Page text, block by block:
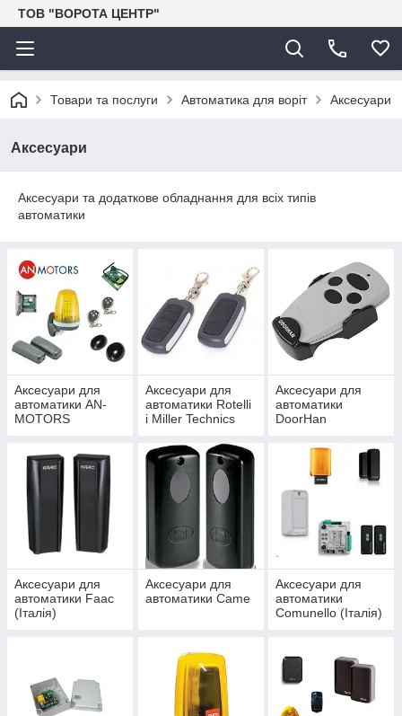
ТОВ "ВОРОТА ЦЕНТР"
Товари та послуги Автоматика для воріт Аксесуари
Аксесуари
Аксесуари та додаткове обладнання для всіх типів
автоматики
Аксесуари для
автоматики АN-
MOTORS
Аксесуари для
автоматики Rotelli
і Miller Technics
Аксесуари для
автоматики
DoorHan
Аксесуари для
автоматики Faac
(Італія)
Аксесуари для
автоматики Came
Аксесуари для
автоматики
Comunello (Італія)